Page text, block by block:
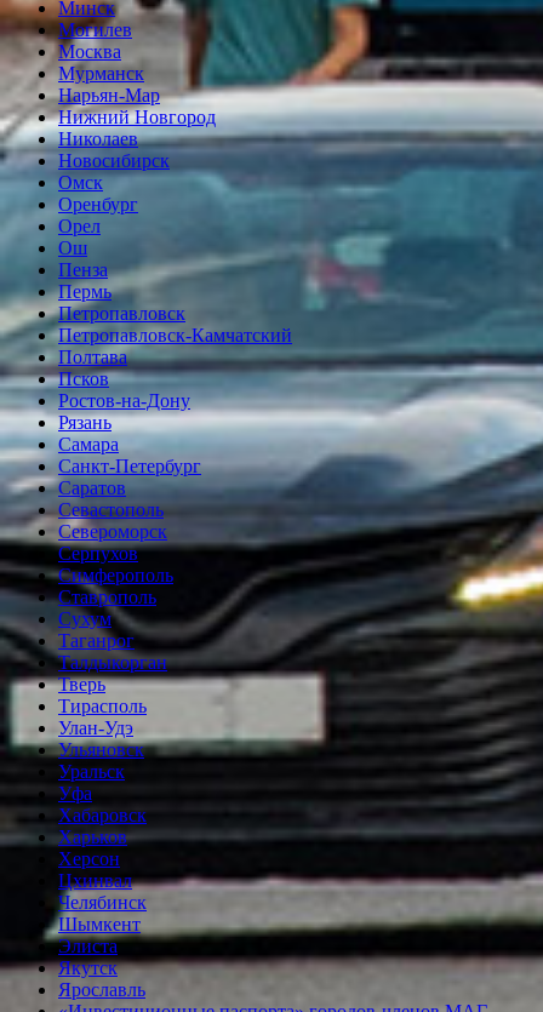
Минск
Могилев
Москва
Мурманск
Нарьян-Мар
Нижний Новгород
Николаев
Новосибирск
Омск
Оренбург
Орел
Ош
Пенза
Пермь
Петропавловск
Петропавловск-Камчатский
Полтава
Псков
Ростов-на-Дону
Рязань
Самара
Санкт-Петербург
Саратов
Севастополь
Североморск
Серпухов
Симферополь
Ставрополь
Сухум
Таганрог
Tалдыкорган
Тверь
Тирасполь
Улан-Удэ
Ульяновск
Уральск
Уфа
Хабаровск
Харьков
Херсон
Цхинвал
Челябинск
Шымкент
Элиста
Якутск
Ярославль